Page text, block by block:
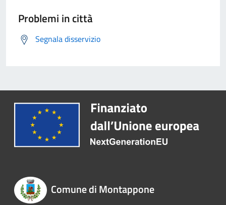
Problemi in città
Segnala disservizio
Comune di Montappone